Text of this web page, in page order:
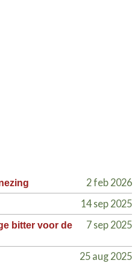
2 feb 2026
14 sep 2025
bitter voor de
7 sep 2025
25 aug 2025